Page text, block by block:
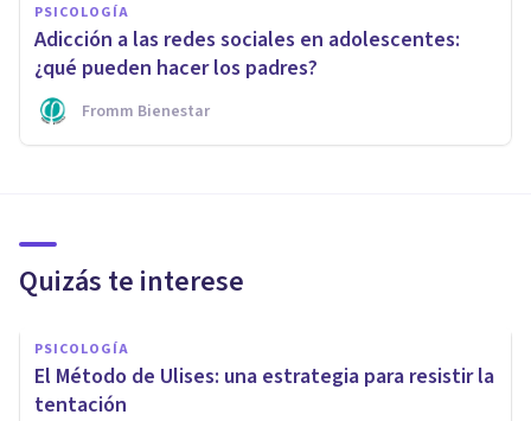
PSICOLOGÍA
Adicción a las redes sociales en adolescentes:
¿qué pueden hacer los padres?
Fromm Bienestar
Quizás te interese
PSICOLOGÍA
El Método de Ulises: una estrategia para resistir la
tentación